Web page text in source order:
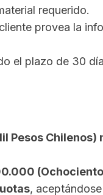
requerido.
provea la
el plazo de 30
Pesos Chilenos)
,